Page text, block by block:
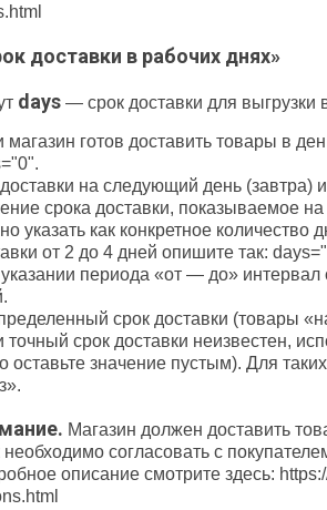
доставки в рабочих днях»
days — срок доставки для выгрузки
магазин готов доставить товары в
на следующий день (завтра)
срока доставки, показываемое
указать как конкретное
от 2 до 4 дней опишите так:
периода «от — до» интервал
срок доставки (товары
точный срок доставки неизвестен,
оставьте значение пустым). Для
Магазин должен доставить
необходимо согласовать с
описание смотрите здесь: